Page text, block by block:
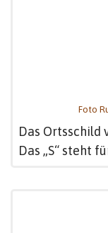
Foto
Das Ortsschild
Das „S“ steht